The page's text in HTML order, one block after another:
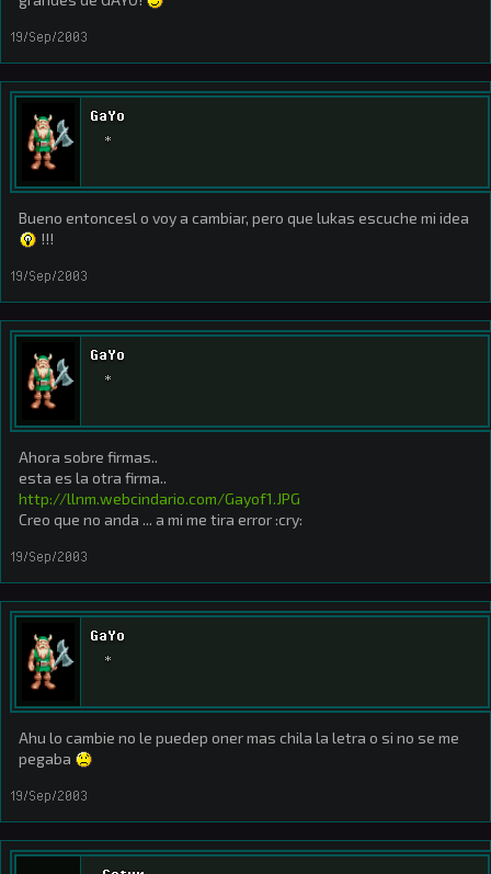
19/Sep/2003
GaYo
*
Bueno entoncesl o voy a cambiar, pero que lukas escuche mi idea
!!!
19/Sep/2003
GaYo
*
Ahora sobre firmas..
esta es la otra firma..
http://llnm.webcindario.com/Gayof1.JPG
Creo que no anda ... a mi me tira error :cry:
19/Sep/2003
GaYo
*
Ahu lo cambie no le puedep oner mas chila la letra o si no se me
pegaba
19/Sep/2003